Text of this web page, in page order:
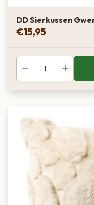
DD Sierkussen
€15,95